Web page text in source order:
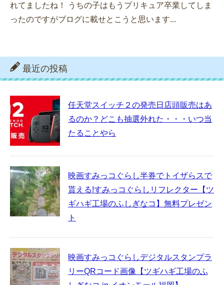
れてましたね！ うちの子はもうプリキュア卒業してしま
ったのですがブログに載せとこうと思います...
最近の投稿
任天堂スイッチ２の発売日店頭販売はあ
るのか？どこも抽選外れた・・・いつ当
たることやら
映画すみっコぐらし半券でトイザらスで
貰える!すみっコぐらしリフレクター【ツ
ギハギ工場のふしぎなコ】無料プレゼン
ト
映画すみっコぐらしデジタルスタンプラ
リーQRコード画像【ツギハギ工場のふ